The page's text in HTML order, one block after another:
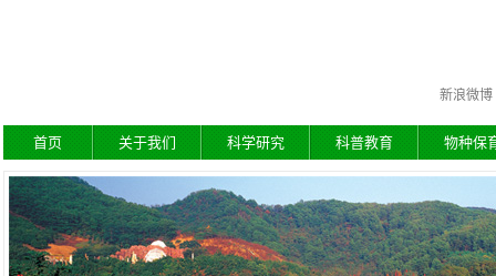
新浪微博
首页 关于我们 科学研究 科普教育 物种保